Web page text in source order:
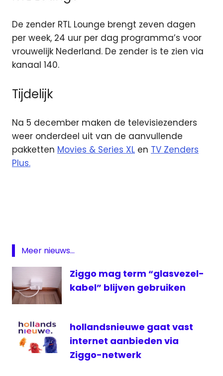
De zender RTL Lounge brengt zeven dagen
per week, 24 uur per dag programma’s voor
vrouwelijk Nederland. De zender is te zien via
kanaal 140.
Tijdelijk
Na 5 december maken de televisiezenders
weer onderdeel uit van de aanvullende
pakketten Movies & Series XL en TV Zenders
Plus.
Lounge
TV
Standard
ziggo
GO
Meer nieuws...
Ziggo mag term “glasvezel-
kabel” blijven gebruiken
hollandsnieuwe gaat vast
internet aanbieden via
Ziggo-netwerk